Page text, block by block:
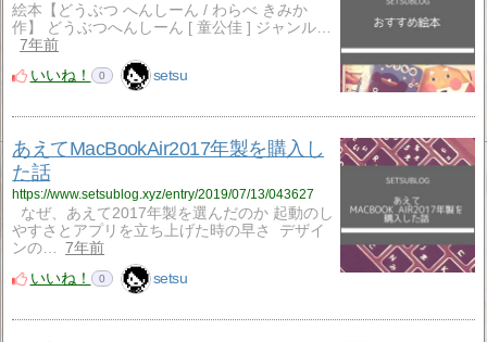
絵本【どうぶつ へんしーん / わらべ きみか
作】 どうぶつへんしーん [ 童公佳 ] ジャンル…
7年前
いいね！
0 setsu
あえてMacBookAir2017年製を購入し
た話
https://www.setsublog.xyz/entry/2019/07/13/043627
なぜ、あえて2017年製を選んだのか 起動のし
やすさとアプリを立ち上げた時の早さ デザイ
ンの…
7年前
いいね！
0 setsu